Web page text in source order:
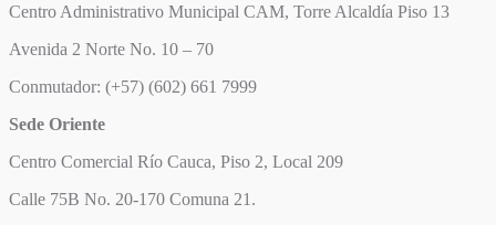
Centro Administrativo Municipal CAM, Torre Alcaldía Piso 13
Avenida 2 Norte No. 10 – 70
Conmutador: (+57) (602) 661 7999
Sede Oriente
Centro Comercial Río Cauca, Piso 2, Local 209
Calle 75B No. 20-170 Comuna 21.